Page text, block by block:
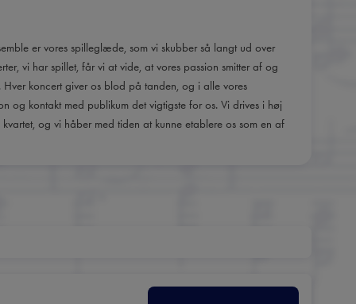
er vores spilleglæde, som vi skubber så langt ud over
vi har spillet, får vi at vide, at vores passion smitter af og
koncert giver os blod på tanden, og i alle vores
og kontakt med publikum det vigtigste for os. Vi drives i høj
og vi håber med tiden at kunne etablere os som en af